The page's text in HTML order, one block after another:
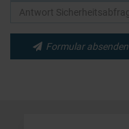
Formular absenden